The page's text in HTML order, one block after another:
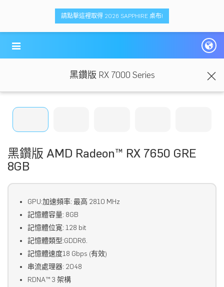
請點擊這裡取得 2026 SAPPHIRE 桌布!
黑鑽版 RX 7000 Series
黑鑽版 AMD Radeon™ RX 7650 GRE
8GB
GPU:加速頻率: 最高 2810 MHz
記憶體容量: 8GB
記憶體位寛: 128 bit
記憶體類型:GDDR6.
記憶體速度18 Gbps (有效)
串流處理器: 2048
RDNA™ 3 架構